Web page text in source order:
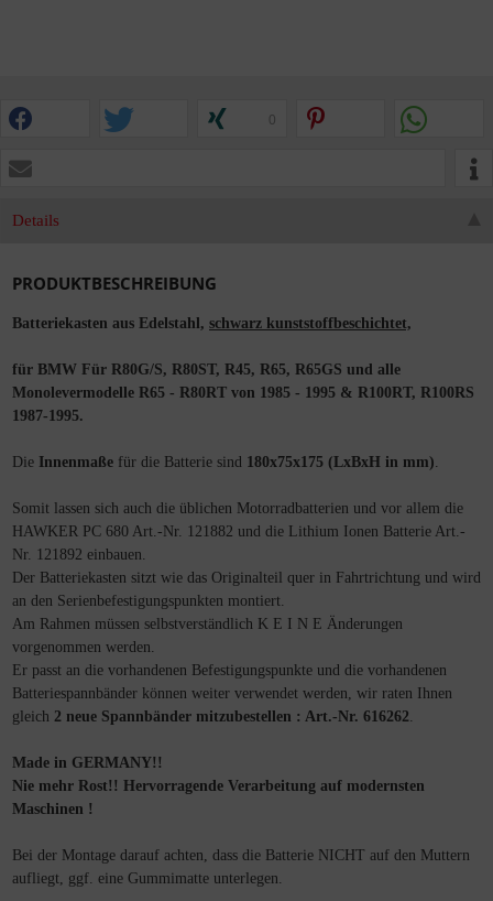
0
Details
PRODUKTBESCHREIBUNG
Batteriekasten aus Edelstahl, schwarz kunststoffbeschichtet,
für BMW Für R80G/S, R80ST, R45, R65, R65GS und alle
Monolevermodelle R65 - R80RT von 1985 - 1995 & R100RT, R100RS
1987-1995.
Die Innenmaße für die Batterie sind 180x75x175 (LxBxH in mm).
Somit lassen sich auch die üblichen Motorradbatterien und vor allem die
HAWKER PC 680 Art.-Nr. 121882 und die Lithium Ionen Batterie Art.-
Nr. 121892 einbauen.
Der Batteriekasten sitzt wie das Originalteil quer in Fahrtrichtung und wird
an den Serienbefestigungspunkten montiert.
Am Rahmen müssen selbstverständlich K E I N E Änderungen
vorgenommen werden.
Er passt an die vorhandenen Befestigungspunkte und die vorhandenen
Batteriespannbänder können weiter verwendet werden, wir raten Ihnen
gleich 2 neue Spannbänder mitzubestellen : Art.-Nr. 616262.
Made in GERMANY!!
Nie mehr Rost!! Hervorragende Verarbeitung auf modernsten
Maschinen !
Bei der Montage darauf achten, dass die Batterie NICHT auf den Muttern
aufliegt, ggf. eine Gummimatte unterlegen.